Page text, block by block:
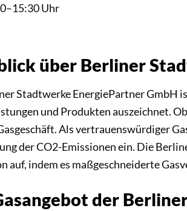
Uhr
über Berliner
Stadtwerke EnergiePartner GmbH
und Produkten auszeichnet.
Als vertrauenswürdiger
der CO2-Emissionen ein. Die
auf, indem es maßgeschneiderte
der